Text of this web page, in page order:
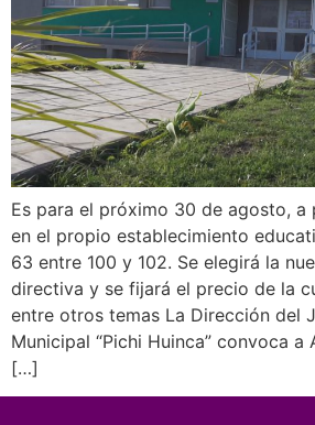
Es para el próximo 30 de agosto, a
en el propio establecimiento
63 entre 100 y 102. Se elegirá la
directiva y se fijará el precio de la
entre otros temas La Dirección del
Municipal “Pichi Huinca” convoca a
[…]